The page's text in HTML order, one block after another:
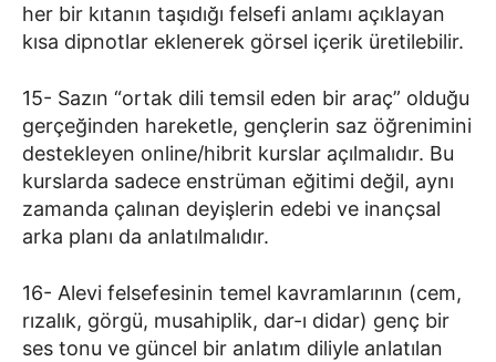
her bir kıtanın taşıdığı felsefi anlamı açıklayan
kısa dipnotlar eklenerek görsel içerik üretilebilir.
15- Sazın “ortak dili temsil eden bir araç” olduğu
gerçeğinden hareketle, gençlerin saz öğrenimini
destekleyen online/hibrit kurslar açılmalıdır. Bu
kurslarda sadece enstrüman eğitimi değil, aynı
zamanda çalınan deyişlerin edebi ve inançsal
arka planı da anlatılmalıdır.
16- Alevi felsefesinin temel kavramlarının (cem,
rızalık, görgü, musahiplik, dar-ı didar) genç bir
ses tonu ve güncel bir anlatım diliyle anlatılan